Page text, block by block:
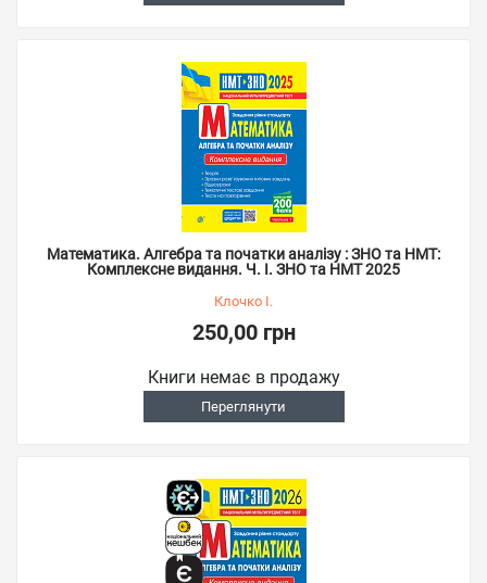
Математика. Алгебра та початки аналізу : ЗНО та НМТ:
Комплексне видання. Ч. І. ЗНО та НМТ 2025
Клочко І.
250,00 грн
Книги немає в продажу
Переглянути